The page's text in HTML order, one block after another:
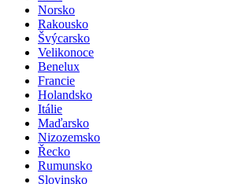
Norsko
Rakousko
Švýcarsko
Velikonoce
Benelux
Francie
Holandsko
Itálie
Maďarsko
Nizozemsko
Řecko
Rumunsko
Slovinsko